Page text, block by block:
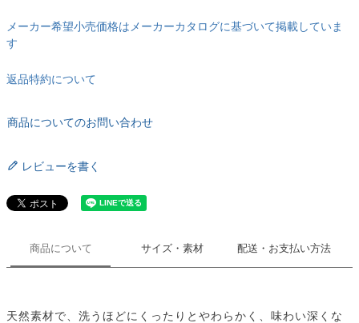
メーカー希望小売価格はメーカーカタログに基づいて掲載していま
す
返品特約について
商品についてのお問い合わせ
レビューを書く
商品について サイズ・素材 配送・お支払い方法
天然素材で、洗うほどにくったりとやわらかく、味わい深くな